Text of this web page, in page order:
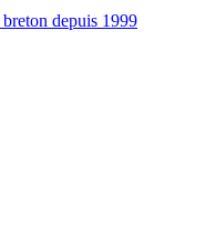
depuis 1999